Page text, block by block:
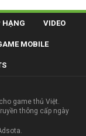
HẠNG VIDEO
MOBILE
game thủ Việt.
thông cấp ngày